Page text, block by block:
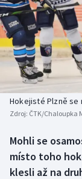
Baseball a
Basketbal
Biatlon
Boby a
Box
Curling
Soutěže
Historické
Aplikace ČT
AZ kvíz
Hokejisté Plzně se
Zdroj: ČTK/Chaloupka
Mohli se
místo toho
klesli až na